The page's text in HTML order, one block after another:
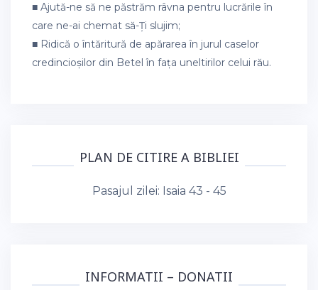
■ Ajută-ne să ne păstrăm râvna pentru lucrările în
care ne-ai chemat să-Ți slujim;
■ Ridică o întăritură de apărarea în jurul caselor
credincioșilor din Betel în fața uneltirilor celui rău.
PLAN DE CITIRE A BIBLIEI
Pasajul zilei: Isaia 43 - 45
INFORMATII – DONATII